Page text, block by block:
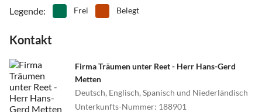
Legende: Frei Belegt
Kontakt
Firma Träumen unter Reet - Herr Hans-Gerd
Metten
Deutsch, Englisch, Spanisch und Niederländisch
Unterkunfts-Nummer: 188901